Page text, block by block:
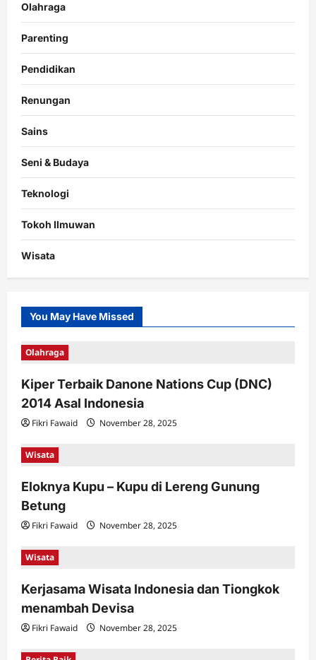
Olahraga
Parenting
Pendidikan
Renungan
Sains
Seni & Budaya
Teknologi
Tokoh Ilmuwan
Wisata
You May Have Missed
Olahraga
Kiper Terbaik Danone Nations Cup (DNC)
2014 Asal Indonesia
Fikri Fawaid November 28, 2025
Wisata
Eloknya Kupu – Kupu di Lereng Gunung
Betung
Fikri Fawaid November 28, 2025
Wisata
Kerjasama Wisata Indonesia dan Tiongkok
menambah Devisa
Fikri Fawaid November 28, 2025